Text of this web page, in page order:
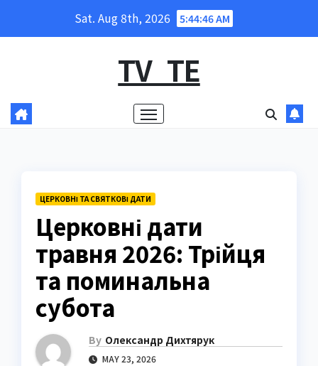
Sat. Aug 8th, 2026 5:44:47 AM
TV_TE
ЦЕРКОВНІ ТА СВЯТКОВІ ДАТИ
Церковні дати
травня 2026: Трійця
та поминальна
субота
By Олександр Дихтярук
MAY 23, 2026